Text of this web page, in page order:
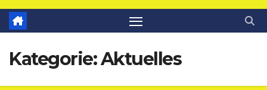
Kategorie:Aktuelles